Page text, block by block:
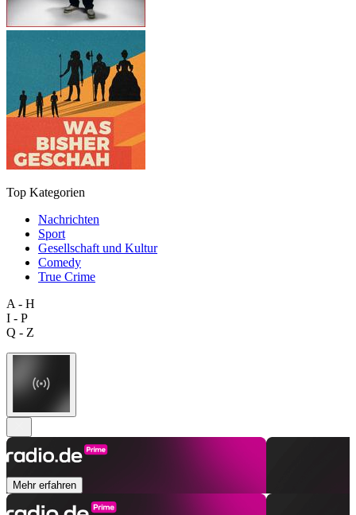
Top Kategorien
Nachrichten
Sport
Gesellschaft und Kultur
Comedy
True Crime
A - H
I - P
Q - Z
Mehr erfahren